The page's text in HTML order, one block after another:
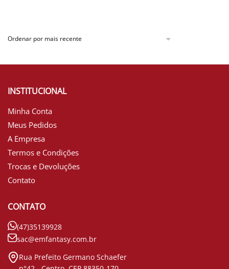
INSTITUCIONAL
Minha Conta
Meus Pedidos
A Empresa
Termos e Condições
Trocas e Devoluções
Contato
CONTATO
(47)35139928
sac@emfantasy.com.br
Rua Prefeito Germano Schaefer